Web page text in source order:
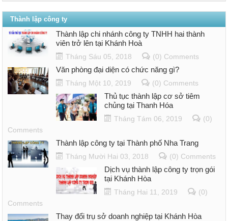
Thành lập công ty
Thành lập chi nhánh công ty TNHH hai thành
viên trở lên tại Khánh Hoà
Tháng Sáu 05, 2018 (0) Comments
Văn phòng đại diện có chức năng gì?
Tháng Một 10, 2019 (0) Comments
Thủ tục thành lập cơ sở tiêm
chủng tại Thanh Hóa
Tháng Tám 06, 2019
(0)
Comments
Thành lập công ty tại Thành phố Nha Trang
Tháng Mười Hai 03, 2018 (0) Comments
Dịch vụ thành lập công ty trọn gói
tại Khánh Hòa
Tháng Hai 11, 2019
(0)
Comments
Thay đổi trụ sở doanh nghiệp tại Khánh Hòa